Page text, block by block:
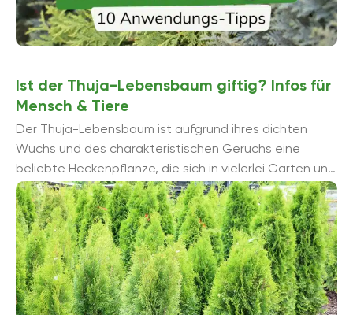
Ist der Thuja-Lebensbaum giftig? Infos für
Mensch & Tiere
Der Thuja-Lebensbaum ist aufgrund ihres dichten
Wuchs und des charakteristischen Geruchs eine
beliebte Heckenpflanze, die sich in vielerlei Gärten und
Parkanlagen findet. Die aus Asien und Amerika
stammenden Gewä...